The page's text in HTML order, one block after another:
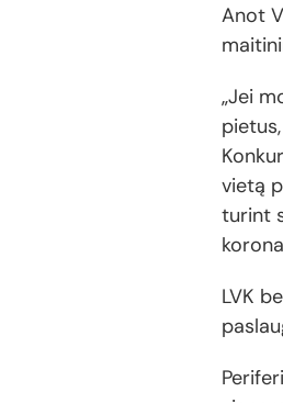
Anot
„Jei
vietą
turint
LVK